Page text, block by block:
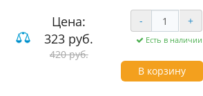
Цена:
323 руб.
420 руб.
- +
Есть в наличии
В корзину